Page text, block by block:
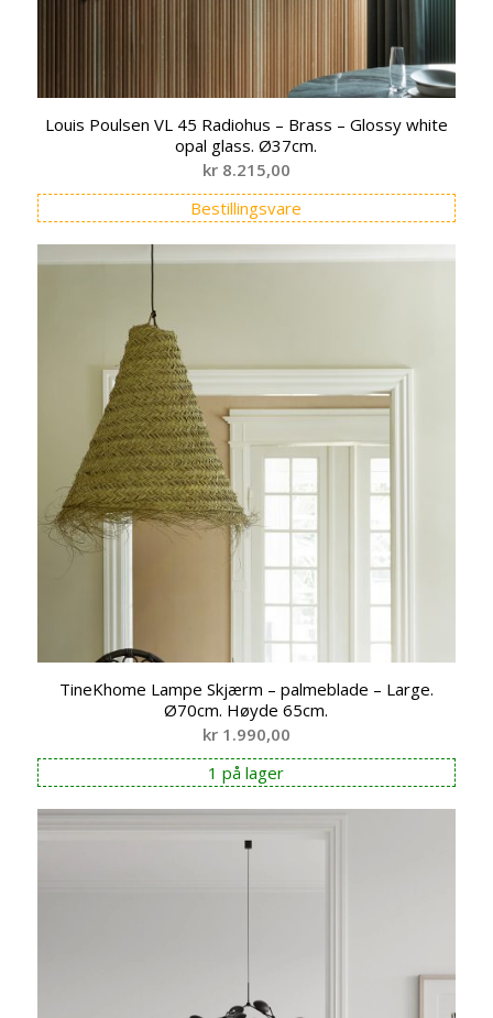
Louis Poulsen VL 45 Radiohus – Brass – Glossy white
opal glass. Ø37cm.
kr8.215,00
Bestillingsvare
TineKhome Lampe Skjærm – palmeblade – Large.
Ø70cm. Høyde 65cm.
kr1.990,00
1 på lager